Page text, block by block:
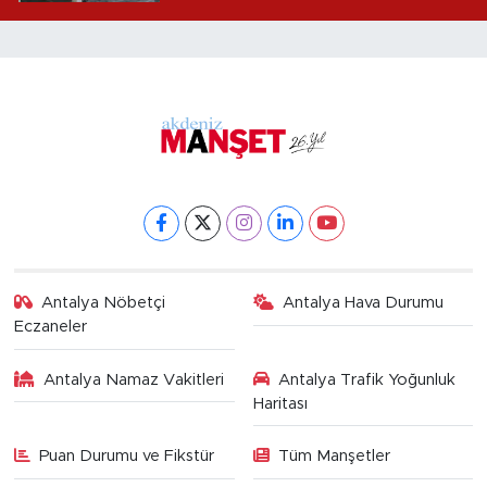
Antalya Nöbetçi
Eczaneler
Antalya Hava Durumu
Antalya Namaz Vakitleri
Antalya Trafik Yoğunluk
Haritası
Puan Durumu ve Fikstür Tüm Manşetler